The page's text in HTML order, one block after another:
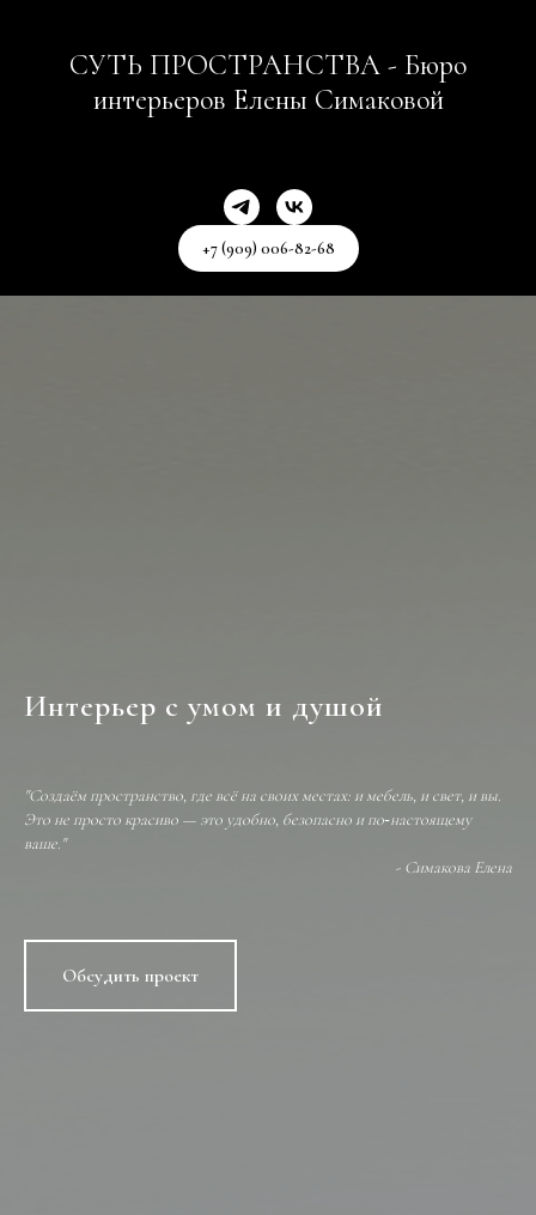
СУТЬ ПРОСТРАНСТВА - Бюро
интерьеров Елены Симаковой
+7 (909) 006-82-68
Интерьер с умом и душой
"Создаём пространство, где всё на своих местах: и мебель, и свет, и вы.
Это не просто красиво — это удобно, безопасно и по‑настоящему
ваше."
- Симакова Елена
Обсудить проект